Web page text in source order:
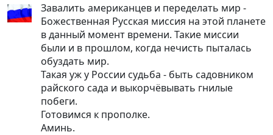
Завалить американцев и переделать мир -
Божественная Русская миссия на этой планете
в данный момент времени. Такие миссии
были и в прошлом, когда нечисть пыталась
обуздать мир.
Такая уж у России судьба - быть садовником
райского сада и выкорчёвывать гнилые
побеги.
Готовимся к прополке.
Аминь.